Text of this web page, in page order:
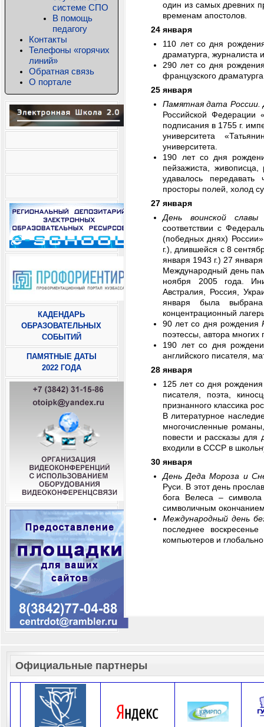
системе СПО
В помощь
педагогу
Контакты
Телефоны «горячих
линий»
Обратная связь
О портале
КАДЕНДАРЬ
ОБРАЗОВАТЕЛЬНЫХ
СОБЫТИЙ
ПАМЯТНЫЕ ДАТЫ
2022 ГОДА
один из самых древних
временам апостолов.
24 января
110 лет со дня
драматурга, журналиста
290 лет со дня
французского
25 января
Памятная дата России.
Российской Федерации
подписания в 1755 г.
университета
университета.
190 лет со дня
пейзажиста,
удавалось передавать
просторы полей, холод
27 января
День воинской славы
соответствии с
(победных днях)
г.), длившейся с 8
января 1943 г.) 27
Международный день
ноября 2005 года.
Австралия, Россия,
января была
концентрационный
90 лет со дня рождения
поэтессы, автора многих
190 лет со дня
английского писателя,
28 января
125 лет со дня
писателя, поэта,
признанного классика
В литературное
многочисленные
повести и рассказы для
входили в СССР в
30 января
День Деда Мороза и
Руси. В этот день
бога Велеса –
символичным
Международный день
последнее
компьютеров и
Официальные партнеры